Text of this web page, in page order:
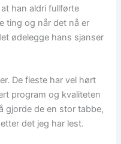
han aldri fullførte
ting og når det nå er
ødelegge hans sjanser
De fleste har vel hørt
program og kvaliteten
gjorde de en stor tabbe,
det jeg har lest.